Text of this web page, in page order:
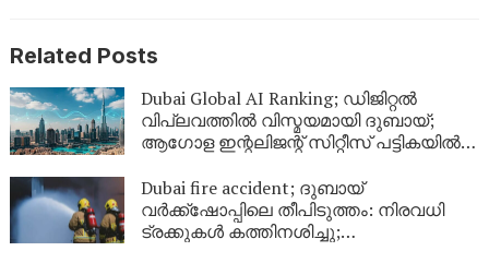
Related Posts
Dubai Global AI Ranking; ഡിജിറ്റൽ
വിപ്ലവത്തിൽ വിസ്മയമായി ദുബായ്;
ആഗോള ഇന്റലിജന്റ് സിറ്റീസ് പട്ടികയിൽ
Dubai fire accident; ദുബായ്
വർക്ക്‌ഷോപ്പിലെ തീപിടുത്തം: നിരവധി
ട്രക്കുകൾ കത്തിനശിച്ചു;